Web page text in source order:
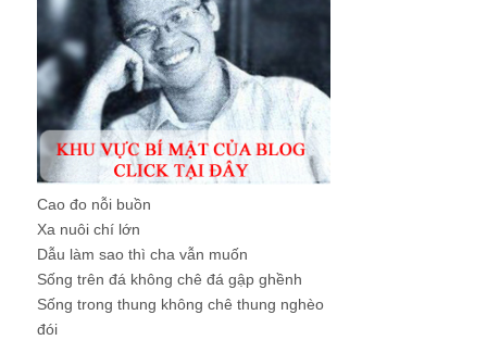
Cao đo nỗi buồn
Xa nuôi chí lớn
Dẫu làm sao thì cha vẫn muốn
Sống trên đá không chê đá gập ghềnh
Sống trong thung không chê thung nghèo
đói